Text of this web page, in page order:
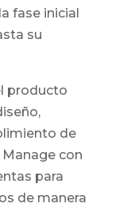
fase inicial
su
producto
de
con
para
de manera